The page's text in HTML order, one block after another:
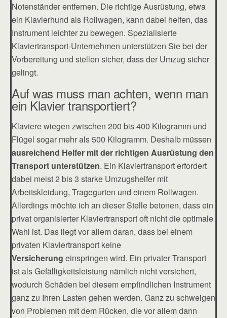
Notenständer entfernen. Die richtige Ausrüstung, etwa
ein Klavierhund als Rollwagen, kann dabei helfen, das
Instrument leichter zu bewegen. Spezialisierte
Klaviertransport-Unternehmen unterstützen Sie bei der
Vorbereitung und stellen sicher, dass der Umzug sicher
gelingt.
Auf was muss man achten, wenn man
ein Klavier transportiert?
Klaviere wiegen zwischen 200 bis 400 Kilogramm und
Flügel sogar mehr als 500 Kilogramm. Deshalb müssen
ausreichend Helfer mit der richtigen Ausrüstung den
Transport unterstützen. Ein Klaviertransport erfordert
dabei meist 2 bis 3 starke Umzugshelfer mit
Arbeitskleidung, Tragegurten und einem Rollwagen.
Allerdings möchte ich an dieser Stelle betonen, dass ein
privat organisierter Klaviertransport oft nicht die optimale
Wahl ist. Das liegt vor allem daran, dass bei einem
privaten Klaviertransport keine
Versicherung einspringen wird. Ein privater Transport
ist als Gefälligkeitsleistung nämlich nicht versichert,
wodurch Schäden bei diesem empfindlichen Instrument
ganz zu Ihren Lasten gehen werden. Ganz zu schweigen
von Problemen mit dem Rücken, die vor allem dann